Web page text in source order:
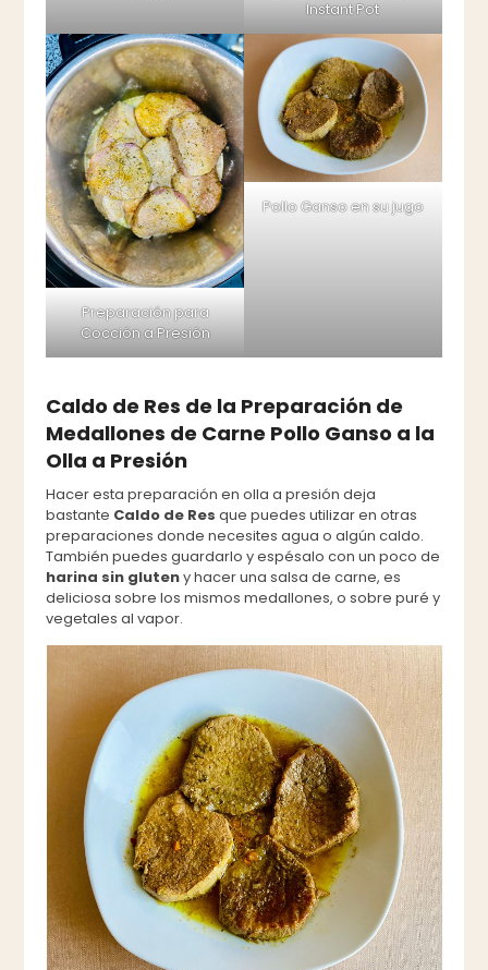
Instant Pot
Preparación para
Cocción a Presión
Pollo Ganso en su jugo
Caldo de Res de la Preparación de
Medallones de Carne Pollo Ganso a la
Olla a Presión
Hacer esta preparación en olla a presión deja
bastante Caldo de Res que puedes utilizar en otras
preparaciones donde necesites agua o algún caldo.
También puedes guardarlo y espésalo con un poco de
harina sin gluteny hacer una salsa de carne, es
deliciosa sobre los mismos medallones, o sobre puré y
vegetales al vapor.